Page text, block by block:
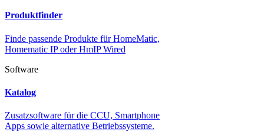
Produktfinder
Finde passende Produkte für HomeMatic,
Homematic IP oder HmIP Wired
Software
Katalog
Zusatzsoftware für die CCU, Smartphone
Apps sowie alternative Betriebssysteme.